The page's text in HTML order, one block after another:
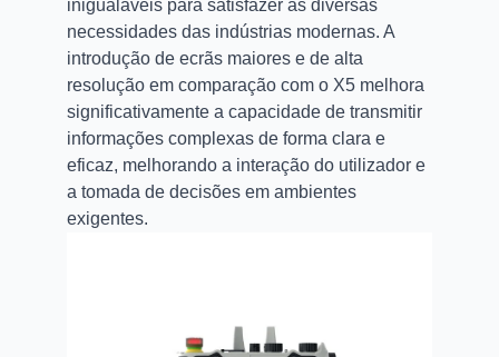
inigualáveis ​​para satisfazer as diversas
necessidades das indústrias modernas. A
introdução de ecrãs maiores e de alta
resolução em comparação com o X5 melhora
significativamente a capacidade de transmitir
informações complexas de forma clara e
eficaz, melhorando a interação do utilizador e
a tomada de decisões em ambientes
exigentes.